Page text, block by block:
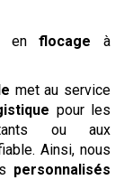
enflocage à
met au service
pour les
ou aux
Ainsi, nous
personnalisés